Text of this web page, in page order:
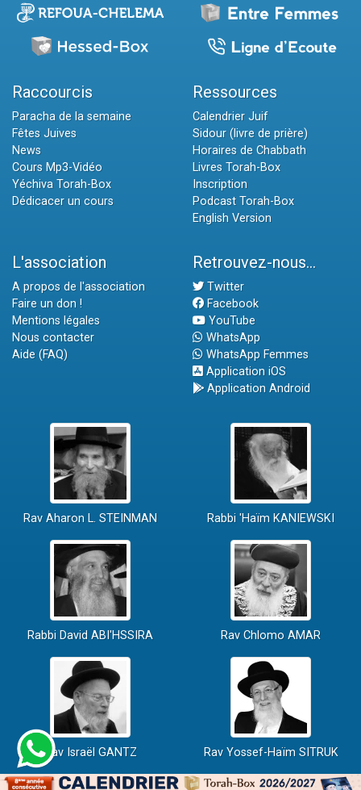
Raccourcis
Paracha de la semaine
Fêtes Juives
News
Cours Mp3-Vidéo
Yéchiva Torah-Box
Dédicacer un cours
Ressources
Calendrier Juif
Sidour (livre de prière)
Horaires de Chabbath
Livres Torah-Box
Inscription
Podcast Torah-Box
English Version
L'association
A propos de l'association
Faire un don !
Mentions légales
Nous contacter
Aide (FAQ)
Retrouvez-nous...
Twitter
Facebook
YouTube
WhatsApp
WhatsApp Femmes
Application iOS
Application Android
Rav Aharon L. STEINMAN Rabbi 'Haïm KANIEWSKI
Rabbi David ABI'HSSIRA Rav Chlomo AMAR
Rav Israël GANTZ Rav Yossef-Haïm SITRUK